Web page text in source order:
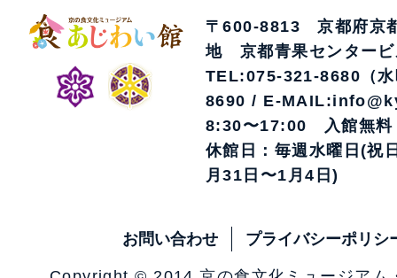
〒600-8813 京都府京
地 京都青果センタービ
TEL:075-321-8680（
8690 / E-
8:30〜17:00 入館無料
休館日：毎週水曜日(祝
月31日〜1月4日)
お問い合わせ プライバシーポリシ